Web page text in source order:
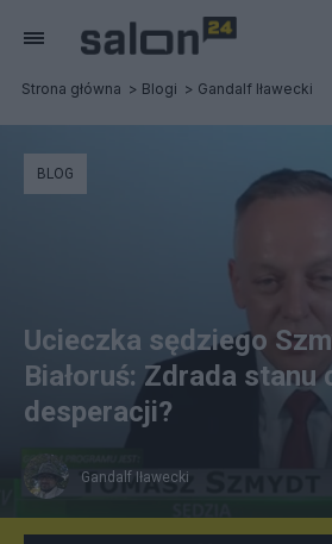
Strona główna Blogi Gandalf Iławecki
Zrzut kadru programu eMisjaTV
BLOG
Ucieczka sędziego
Białoruś: Zdrada stanu
desperacji?
Gandalf Iławecki